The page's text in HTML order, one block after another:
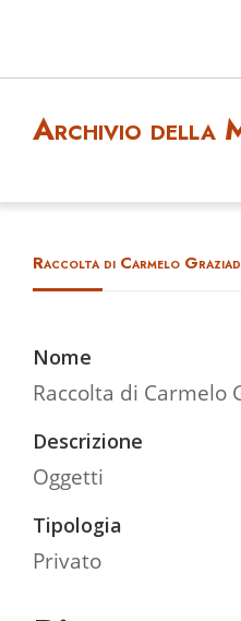
Archivio della
Raccolta di Carmelo
Nome
Raccolta di Carmelo
Descrizione
Oggetti
Tipologia
Privato